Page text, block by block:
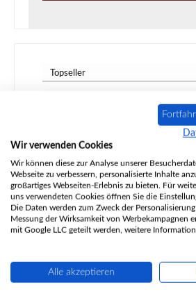
Fireplace Kira
Wir verwenden Cookies
Wir können diese zur Analyse unserer
Webseite zu verbessern, personalisierte Inhalte
großartiges Webseiten-Erlebnis zu bieten. Für
uns verwendeten Cookies öffnen Sie die
Die Daten werden zum Zweck der
Messung der Wirksamkeit von Werbekampagnen
mit Google LLC geteilt werden, weitere
Alle akzeptieren